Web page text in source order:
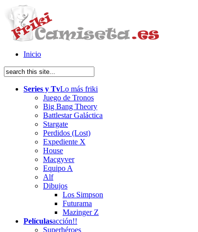
Inicio
Series y TvLo más friki
Juego de Tronos
Big Bang Theory
Battlestar Galáctica
Stargate
Perdidos (Lost)
Expediente X
House
Macgyver
Equipo A
Alf
Dibujos
Los Simpson
Futurama
Mazinger Z
Películasacción!!
Superhéroes